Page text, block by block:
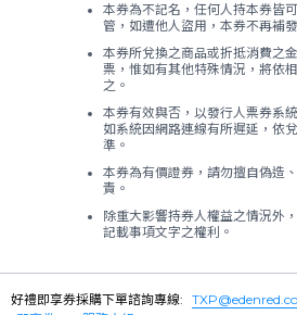
本券為不記名，任何人持本券皆
管，如遭他人盜用，本券不再補發
本券所兌換之商品或折抵消費之
票，惟如有其他特殊情況，將依
之。
本券有效與否，以發行人票券系
如系統因網路連線有所遲延，依
準。
本券為有價證券，請勿擅自偽造
責。
除重大影響持券人權益之情況外
記載事項文字之權利。
好禮即享券採購下單諮詢專線: